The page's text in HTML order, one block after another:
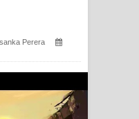
- අවංකෙන්
- පෑ සිනා ගීතයේ
Perera